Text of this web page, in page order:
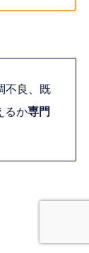
不良、既
るか専門